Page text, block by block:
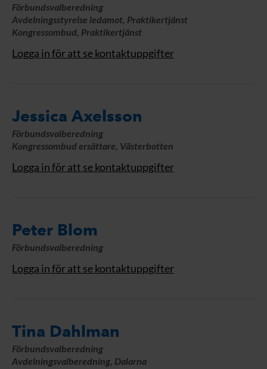
Förbundsvalberedning
Avdelningsstyrelse ledamot, Praktikertjänst
Kongressombud, Praktikertjänst
Logga in för att se kontaktuppgifter
Jessica Axelsson
Förbundsvalberedning
Kongressombud ersättare, Västerbotten
Logga in för att se kontaktuppgifter
Peter Blom
Förbundsvalberedning
Logga in för att se kontaktuppgifter
Tina Dahlman
Förbundsvalberedning
Avdelningsvalberedning, Dalarna